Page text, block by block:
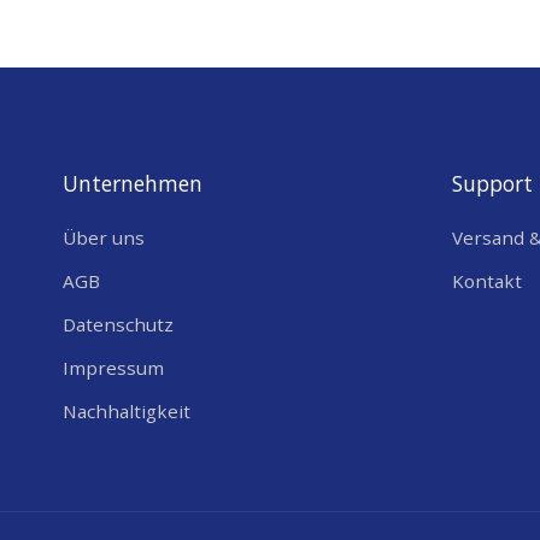
Unternehmen
Über uns
AGB
Datenschutz
Impressum
Nachhaltigkeit
Support
Versand
Kontakt